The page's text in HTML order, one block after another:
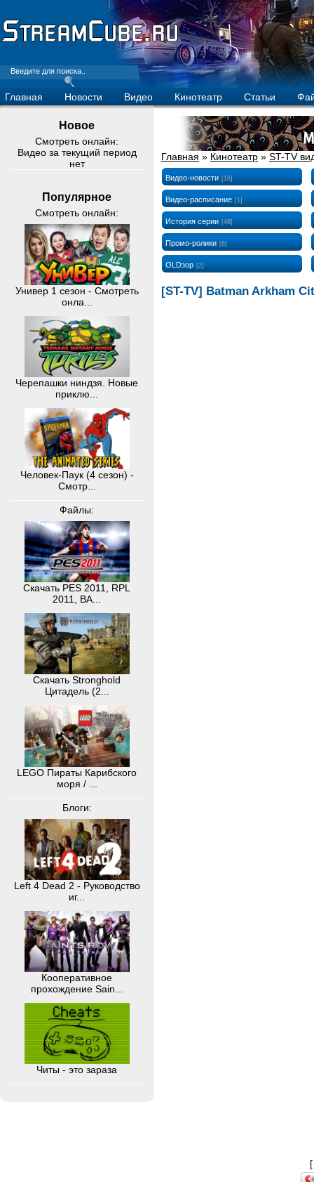
Главная Новости Видео Кинотеатр Статьи
Новое
Смотреть онлайн:
Видео за текущий период
нет
Популярное
Смотреть онлайн:
Универ 1 сезон - Смотреть
онла...
Черепашки ниндзя. Новые
приклю...
Человек-Паук (4 сезон) -
Смотр...
Файлы:
Скачать PES 2011, RPL
2011, BA...
Скачать Stronghold
Цитадель (2...
LEGO Пираты Карибского
моря / ...
Блоги:
Left 4 Dead 2 - Руководство
иг...
Кооперативное
прохождение Sain...
Читы - это зараза
Главная » Кинотеатр » ST-TV
Видео-новости [16]
Видео-расписание [1]
История серии [48]
Промо-ролики [8]
OLDзор [2]
[ST-TV] Batman Arkham